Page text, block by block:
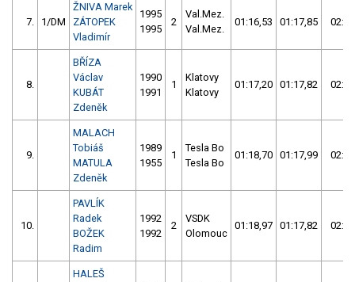
7. 1/DM
ŽNIVA Marek
ZÁTOPEK
Vladimír
1995
1995
2
Val.Mez.
Val.Mez.
01:16,53 01:17,85
8.
BŘÍZA
Václav
KUBÁT
Zdeněk
1990
1991
1
Klatovy
Klatovy
01:17,20 01:17,82
9.
MALACH
Tobiáš
MATULA
Zdeněk
1989
1955
1
Tesla Bo
Tesla Bo
01:18,70 01:17,99
10.
PAVLÍK
Radek
BOŽEK
Radim
1992
1992
2
VSDK
Olomouc
01:18,97 01:17,82
HALEŠ